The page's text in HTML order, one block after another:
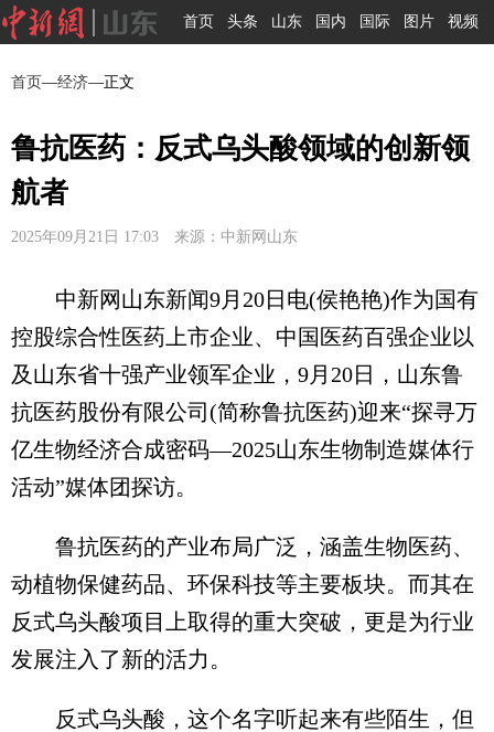
首页 头条 山东 国内 国际 图片 视频
首页—经济—正文
鲁抗医药：反式乌头酸领域的创新领
航者​
2025年09月21日 17:03 来源：中新网山东
中新网山东新闻9月20日电(侯艳艳)作为国有
控股综合性医药上市企业、中国医药百强企业以
及山东省十强产业领军企业，9月20日，山东鲁
抗医药股份有限公司(简称鲁抗医药)迎来“探寻万
亿生物经济合成密码—2025山东生物制造媒体行
活动”媒体团探访。
鲁抗医药的产业布局广泛，涵盖生物医药、
动植物保健药品、环保科技等主要板块。而其在
反式乌头酸项目上取得的重大突破，更是为行业
发展注入了新的活力。​
反式乌头酸，这个名字听起来有些陌生，但